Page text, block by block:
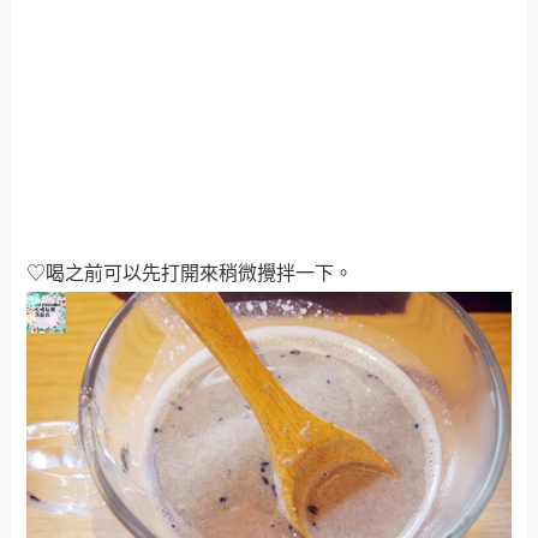
♡喝之前可以先打開來稍微攪拌一下。